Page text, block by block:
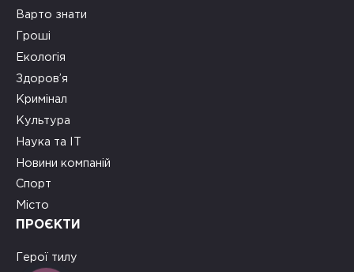
Варто знати
Гроші
Екологія
Здоров’я
Кримінал
Культура
Наука та ІТ
Новини компаній
Спорт
Місто
ПРОЄКТИ
Герої тилу